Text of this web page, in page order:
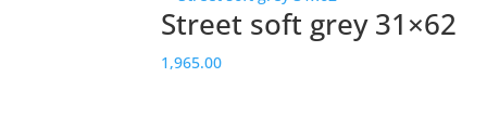
Street soft grey 31×62
1,965.00